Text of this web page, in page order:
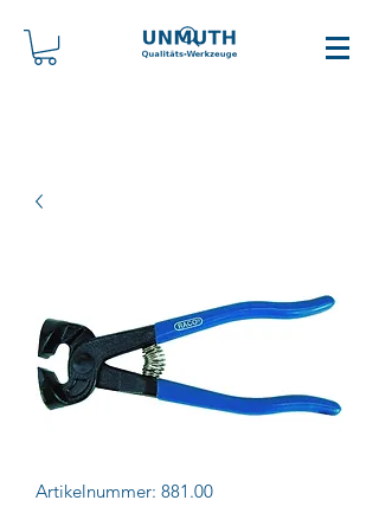
Artikelnummer: 881.00